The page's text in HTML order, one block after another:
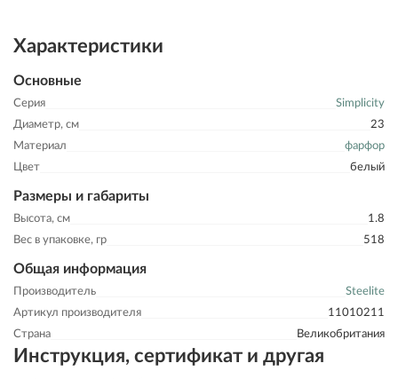
Характеристики
Основные
Серия
Simplicity
Диаметр, см
23
Материал
фарфор
Цвет
белый
Размеры и габариты
Высота, см
1.8
Вес в упаковке, гр
518
Общая информация
Производитель
Steelite
Артикул производителя
11010211
Страна
Великобритания
Инструкция, сертификат и другая